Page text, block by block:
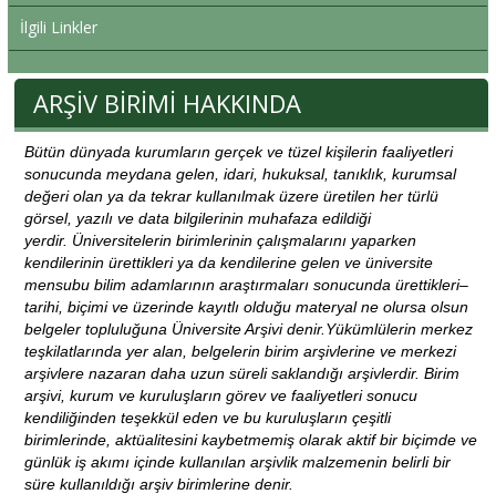
İlgili Linkler
ARŞİV BİRİMİ HAKKINDA
Bütün dünyada kurumların gerçek ve tüzel kişilerin faaliyetleri
sonucunda meydana gelen, idari, hukuksal, tanıklık, kurumsal
değeri olan ya da tekrar kullanılmak üzere üretilen her türlü
görsel, yazılı ve data bilgilerinin muhafaza edildiği
yerdir. Üniversitelerin birimlerinin çalışmalarını yaparken
kendilerinin ürettikleri ya da kendilerine gelen ve üniversite
mensubu bilim adamlarının araştırmaları sonucunda ürettikleri–
tarihi, biçimi ve üzerinde kayıtlı olduğu materyal ne olursa olsun
belgeler topluluğuna Üniversite Arşivi denir. Yükümlülerin merkez
teşkilatlarında yer alan, belgelerin birim arşivlerine ve merkezi
arşivlere nazaran daha uzun süreli saklandığı arşivlerdir. Birim
arşivi, kurum ve kuruluşların görev ve faaliyetleri sonucu
kendiliğinden teşekkül eden ve bu kuruluşların çeşitli
birimlerinde, aktüalitesini kaybetmemiş olarak aktif bir biçimde ve
günlük iş akımı içinde kullanılan arşivlik malzemenin belirli bir
süre kullanıldığı arşiv birimlerine denir.